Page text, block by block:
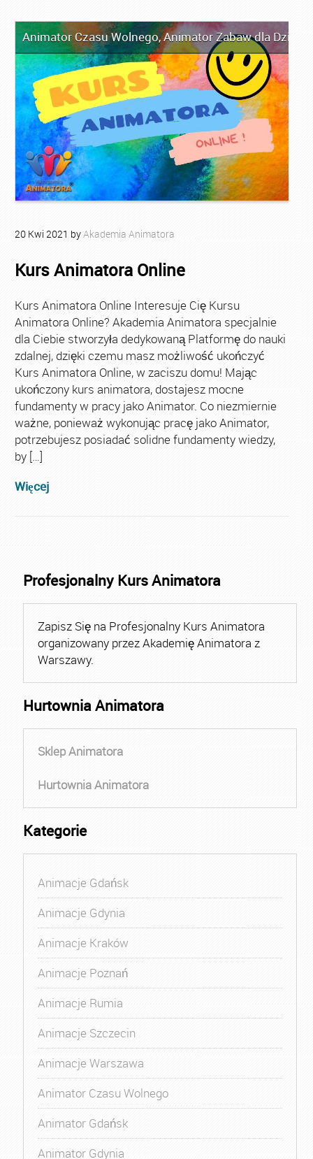
Animator Czasu Wolnego,Animator Zabaw dla Dzieci
20 Kwi 2021 byAkademia Animatora
Kurs Animatora Online
Kurs Animatora Online Interesuje Cię Kursu
Animatora Online? Akademia Animatora specjalnie
dla Ciebie stworzyła dedykowaną Platformę do nauki
zdalnej, dzięki czemu masz możliwość ukończyć
Kurs Animatora Online, w zaciszu domu! Mając
ukończony kurs animatora, dostajesz mocne
fundamenty w pracy jako Animator. Co niezmiernie
ważne, ponieważ wykonując pracę jako Animator,
potrzebujesz posiadać solidne fundamenty wiedzy,
by […]
Więcej
Profesjonalny Kurs Animatora
Zapisz Się na Profesjonalny Kurs Animatora
organizowany przez Akademię Animatora z
Warszawy.
Hurtownia Animatora
Sklep Animatora
Hurtownia Animatora
Kategorie
Animacje Gdańsk
Animacje Gdynia
Animacje Kraków
Animacje Poznań
Animacje Rumia
Animacje Szczecin
Animacje Warszawa
Animator Czasu Wolnego
Animator Gdańsk
Animator Gdynia